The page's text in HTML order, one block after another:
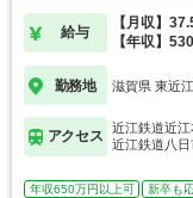
給与
【月収】
【年収】
勤務地 滋賀県 東近
アクセス
近江鉄道近
近江鉄道八
年収650万円以上可 新卒も